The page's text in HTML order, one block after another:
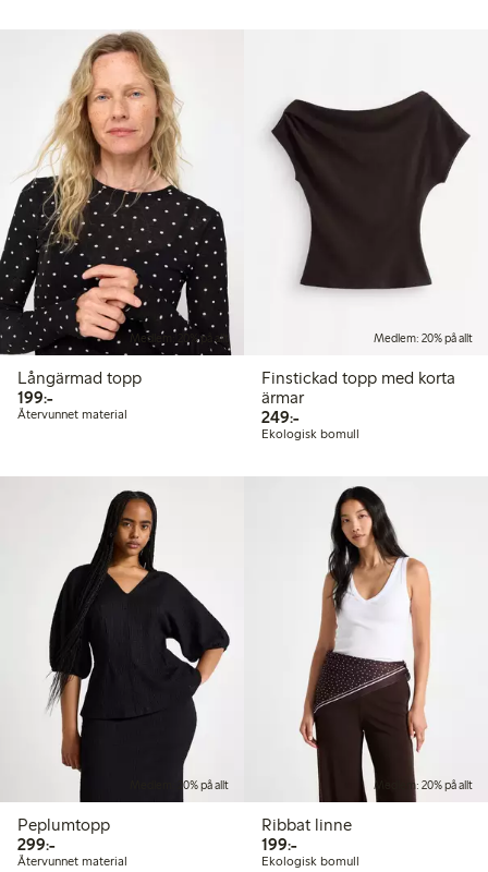
Medlem: 20% på allt
Långärmad topp
199:-199,00 kr
Återvunnet material
Medlem: 20% på allt
Finstickad topp med korta
ärmar
249:-249,00 kr
Ekologisk bomull
Medlem: 20% på allt
Peplumtopp
299:-299,00 kr
Återvunnet material
Medlem: 20% på allt
Ribbat linne
199:-199,00 kr
Ekologisk bomull